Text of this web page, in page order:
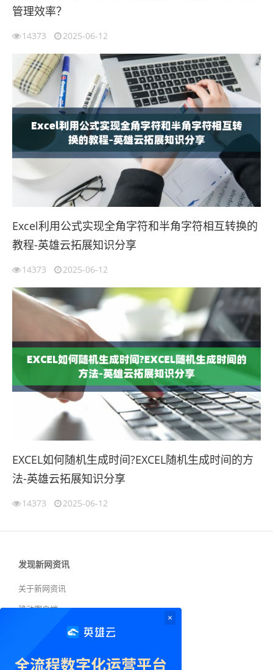
管理效率？
14373 2025-06-12
Excel利用公式实现全角字符和半角字符相互转换的
教程-英雄云拓展知识分享
14373 2025-06-12
EXCEL如何随机生成时间?EXCEL随机生成时间的方
法-英雄云拓展知识分享
14373 2025-06-12
发现新网资讯
关于新网资讯
移动客户端
×